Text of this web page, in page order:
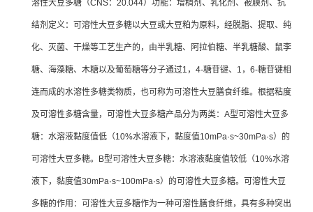
溶性大豆多糖（CNS：20.044）功能：增稠剂、乳化剂、被膜剂、抗
结剂定义：可溶性大豆多糖以大豆或大豆粕为原料，经脱脂、提取、纯
化、灭菌、干燥等工艺生产的，由半乳糖、阿拉伯糖、半乳糖酸、鼠李
糖、海藻糖、木糖以及葡萄糖等分子通过1，4-糖苷键、1，6-糖苷键相
连而成的水溶性多糖类物质，也可称为可溶性大豆膳食纤维。根据粘度
及可溶性多糖含量，可溶性大豆多糖产品分为两类：A型可溶性大豆多
糖：水溶液黏度值低（10%水溶液下，黏度值10mPa·s~30mPa·s）的
可溶性大豆多糖。B型可溶性大豆多糖：水溶液黏度值较低（10%水溶
液下，黏度值30mPa·s~100mPa·s）的可溶性大豆多糖。可溶性大豆
多糖的作用：可溶性大豆多糖作为一种可溶性膳食纤维，具有多种突出